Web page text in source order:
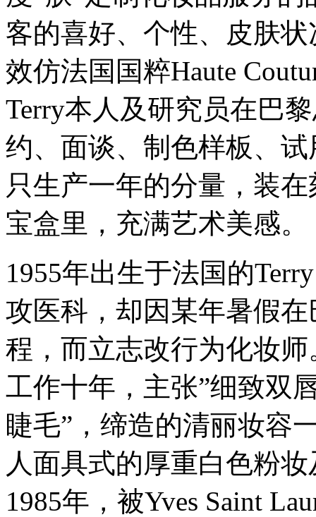
客的喜好、个性、皮肤
效仿法国国粹Haute
Terry本人及研究员在巴
约、面谈、制色样板、
只生产一年的分量，装
宝盒里，充满艺术美感。
1955年出生于法国的
攻医科，却因某年暑假
程，而立志改行为化妆
工作十年，主张”细致双
睫毛”，缔造的清丽妆容
人面具式的厚重白色粉
1985年，被Yves Saint